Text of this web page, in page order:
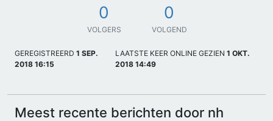
0
VOLGERS
0
VOLGEND
GEREGISTREERD 1 SEP.
2018 16:15
LAATSTE KEER ONLINE GEZIEN 1 OKT.
2018 14:49
Meest recente berichten door nh